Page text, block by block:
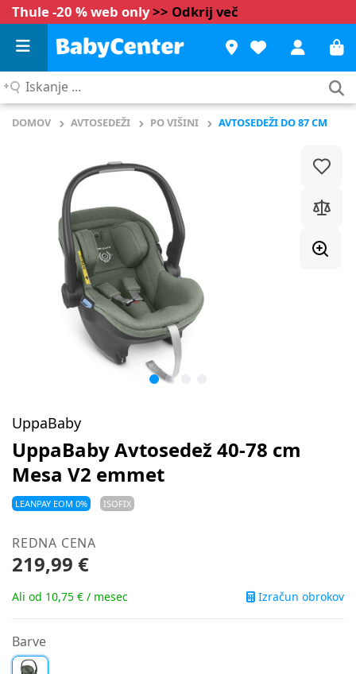
Thule -20 % web only>> Odkrij več
Iskanje
DOMOV AVTOSEDEŽI PO VIŠINI AVTOSEDEŽI DO 87 CM
UppaBaby
UppaBaby Avtosedež 40-78 cm
Mesa V2 emmet
LEANPAY EOM 0% ISOFIX
REDNA CENA
219,99 €
Ali od 10,75 € / mesec Izračun obrokov
Barve